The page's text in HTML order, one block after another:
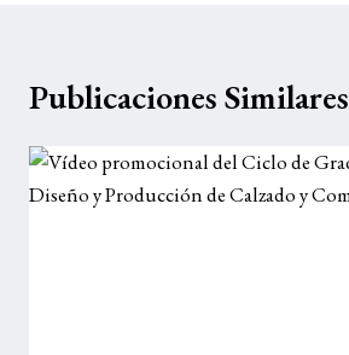
Publicaciones Similares